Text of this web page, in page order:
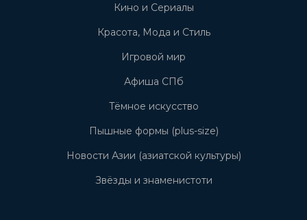
Кино и Сериалы
Красота, Мода и Стиль
Игровой мир
Афиша СПб
Тёмное искусство
Пышные формы (plus-size)
Новости Азии (азиатской культуры)
Звёзды и знаменистоти